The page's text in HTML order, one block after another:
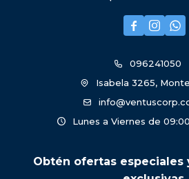
  
096241050
Isabela 3265,
Lunes a Viernes de
Obtén ofertas especiales